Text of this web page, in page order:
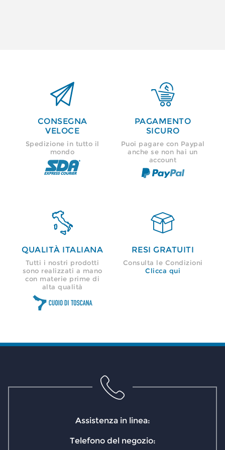

CONSEGNA
VELOCE
Spedizione in tutto il
mondo

PAGAMENTO
SICURO
Puoi pagare con Paypal
anche se non hai un
account

QUALITÀ ITALIANA
Tutti i nostri prodotti
sono realizzati a mano
con materie prime di
alta qualità

RESI GRATUITI
Consulta le Condizioni
Clicca qui
Assistenza in linea:
Telefono del negozio: